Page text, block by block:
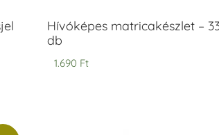
Hívóképes matricakészlet –
db
1.690 Ft